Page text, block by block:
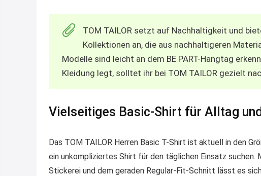
TOM TAILOR setzt auf Nachhaltigkeit und
Kollektionen an, die aus nachhaltigeren
Modelle sind leicht an dem BE PART-Hangtag
Kleidung legt, solltet ihr bei TOM TAILOR gezielt
Vielseitiges Basic-Shirt für Alltag
Das TOM TAILOR Herren Basic T-Shirt ist aktuell in den
ein unkompliziertes Shirt für den täglichen Einsatz
Stickerei und dem geraden Regular-Fit-Schnitt lässt es